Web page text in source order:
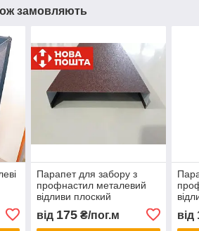
замовляють
Парапет для забору з
профнастил металевий
відливи плоский
від 175₴/пог.м від